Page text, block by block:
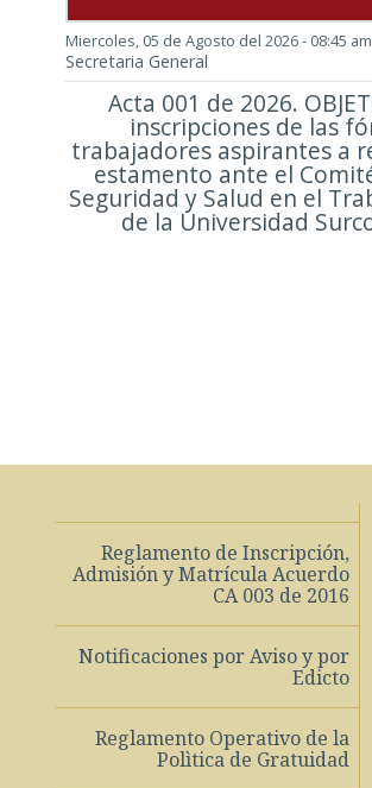
Miercoles, 05 de Agosto del 2026 - 08:45 am
Secretaria General
Acta 001 de 2026.
inscripciones de las
trabajadores aspirantes a
estamento ante el
Seguridad y Salud en el
de la Universidad
Reglamento de Inscripción,
Admisión y Matrícula Acuerdo
CA 003 de 2016
Notificaciones por Aviso y por
Edicto
Reglamento Operativo de la
Polìtica de Gratuidad